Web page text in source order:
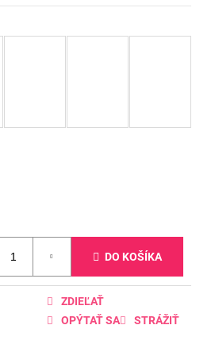
DO KOŠÍKA
OPÝTAŤ SA STRÁŽIŤ
ZDIEĽAŤ